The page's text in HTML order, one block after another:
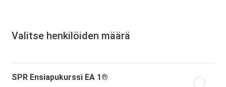
Valitse henkilöiden määrä
SPR Ensiapukurssi EA 1®